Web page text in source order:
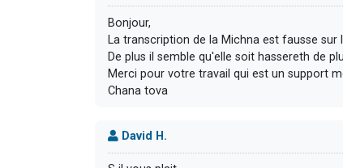
Bonjour,
La transcription de la Michna est fausse sur
De plus il semble qu'elle soit hassereth de
Merci pour votre travail qui est un support
Chana tova
David H.